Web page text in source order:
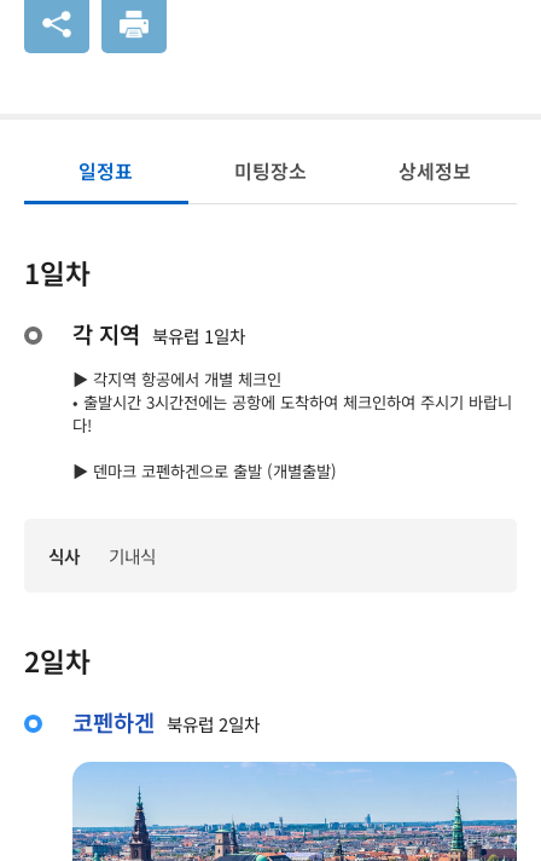
일정표 미팅장소 상세정보
1일차
각 지역 북유럽 1일차
▶ 각지역 항공에서 개별 체크인
• 출발시간 3시간전에는 공항에 도착하여 체크인하여 주시기 바랍니
다!
▶ 덴마크 코펜하겐으로 출발 (개별출발)
식사 기내식
2일차
코펜하겐 북유럽 2일차